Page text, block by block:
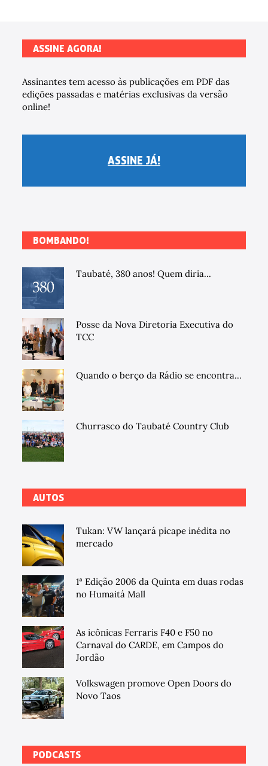
ASSINE AGORA!
Assinantes tem acesso às publicações em PDF das
edições passadas e matérias exclusivas da versão
online!
ASSINE JÁ!
BOMBANDO!
Taubaté, 380 anos! Quem diria...
Posse da Nova Diretoria Executiva do
TCC
Quando o berço da Rádio se encontra...
Churrasco do Taubaté Country Club
AUTOS
Tukan: VW lançará picape inédita no
mercado
1ª Edição 2006 da Quinta em duas rodas
no Humaitá Mall
As icônicas Ferraris F40 e F50 no
Carnaval do CARDE, em Campos do
Jordão
Volkswagen promove Open Doors do
Novo Taos
PODCASTS